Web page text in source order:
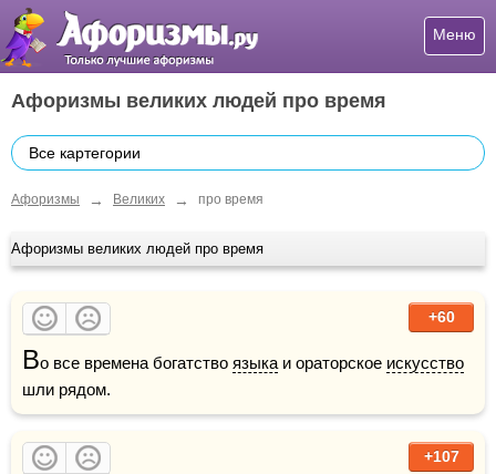
Меню
Афоризмы великих людей про время
Все картегории
Афоризмы → Великих → про время
Афоризмы великих людей про время
+60
Во все времена богатство языка и ораторское искусство
шли рядом.
+107